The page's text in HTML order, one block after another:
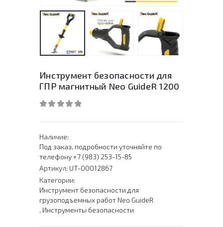
Инструмент безопасности для
ГПР магнитный Neo GuideR 1200
Наличие:
Под заказ, подробности уточняйте по
телефону +7 (983) 253-15-85
Артикул: UT-00012867
Категории:
Инструмент безопасности для
грузоподъемных работ Neo GuideR
, Инструменты безопасности